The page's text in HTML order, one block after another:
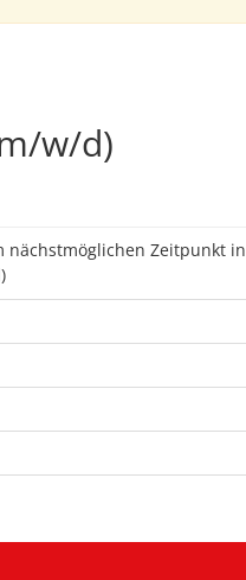
w/d)
nächstmöglichen Zeitpunkt in